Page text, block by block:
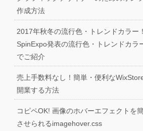
作成方法
2017年秋冬の流行色・トレンドカラー
SpinExpo発表の流行色・トレンドカラ
でご紹介
売上手数料なし！簡単・便利な
開業する方法
コピペOK! 画像のホバーエフェクトを
させられるimagehover.css